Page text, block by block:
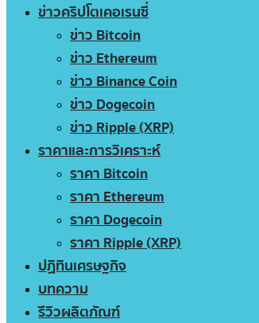
ข่าวคริปโตเคอเรนซี่
ข่าว Bitcoin
ข่าว Ethereum
ข่าว Binance Coin
ข่าว Dogecoin
ข่าว Ripple (XRP)
ราคาและการวิเคราะห์
ราคา Bitcoin
ราคา Ethereum
ราคา Dogecoin
ราคา Ripple (XRP)
ปฏิทินเศรษฐกิจ
บทความ
รีวิวผลิตภัณฑ์